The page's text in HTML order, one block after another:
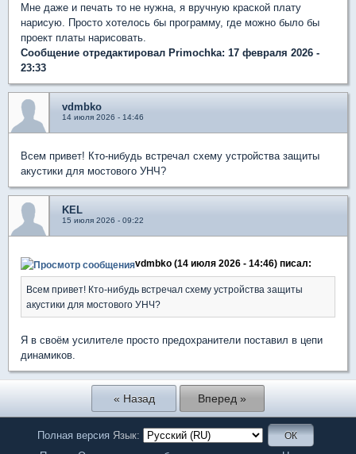
Мне даже и печать то не нужна, я вручную краской плату
нарисую. Просто хотелось бы программу, где можно было бы
проект платы нарисовать.
Сообщение отредактировал Primochka: 17 февраля 2026 -
23:33
vdmbko
14 июля 2026 - 14:46
Всем привет! Кто-нибудь встречал схему устройства защиты
акустики для мостового УНЧ?
KEL
15 июля 2026 - 09:22
vdmbko (14 июля 2026 - 14:46) писал:
Всем привет! Кто-нибудь встречал схему устройства защиты
акустики для мостового УНЧ?
Я в своём усилителе просто предохранители поставил в цепи
динамиков.
« Назад Вперед »
Полная версия Язык: